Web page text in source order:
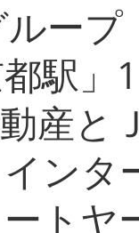
ー
駅」
産と
ンタ
トヤ